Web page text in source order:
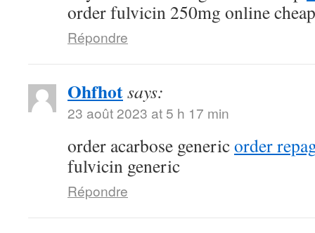
order fulvicin 250mg online cheap
Répondre
Ohfhotsays:
23 août 2023 at 5 h 17 min
order acarbose genericorder
fulvicin generic
Répondre